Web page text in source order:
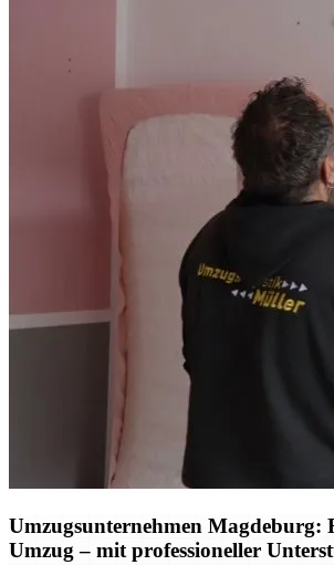
Umzugsunternehmen Magdeburg:
Umzug – mit professioneller